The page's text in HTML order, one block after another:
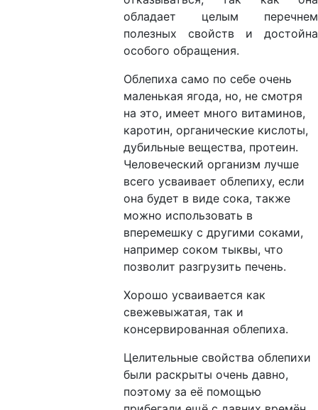
обладает целым перечнем
полезных свойств и достойна
особого обращения.
Облепиха само по себе очень
маленькая ягода, но, не смотря
на это, имеет много витаминов,
каротин, органические кислоты,
дубильные вещества, протеин.
Человеческий организм лучше
всего усваивает облепиху, если
она будет в виде сока, также
можно использовать в
вперемешку с другими соками,
например соком тыквы, что
позволит разгрузить печень.
Хорошо усваивается как
свежевыжатая, так и
консервированная облепиха.
Целительные свойства облепихи
были раскрыты очень давно,
поэтому за её помощью